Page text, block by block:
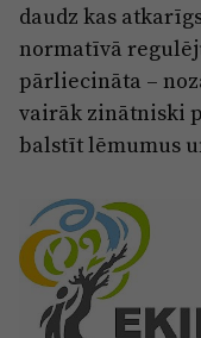
daudz kas
normatīvā
pārliecināta –
vairāk zinātniski
balstīt lēmumus